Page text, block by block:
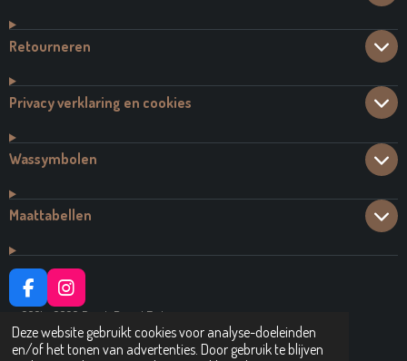
Deze website gebruikt cookies voor analyse-doeleinden
en/of het tonen van advertenties. Door gebruik te blijven
Retourneren
Privacy verklaring en cookies
Wassymbolen
Maattabellen
F
A
C
E
I
N
S
T
© 2021 - 2026 Dutch Brand Fashion
Powered byJouwWeb